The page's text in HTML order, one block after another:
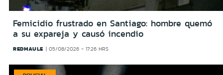
Femicidio frustrado en Santiago: hombre quemó
a su expareja y causó incendio
REDMAULE 05/08/2026 - 17:26 HRS